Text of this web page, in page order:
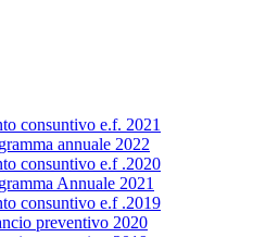
consuntivo e.f. 2021
annuale 2022
consuntivo e.f .2020
Annuale 2021
consuntivo e.f .2019
preventivo 2020